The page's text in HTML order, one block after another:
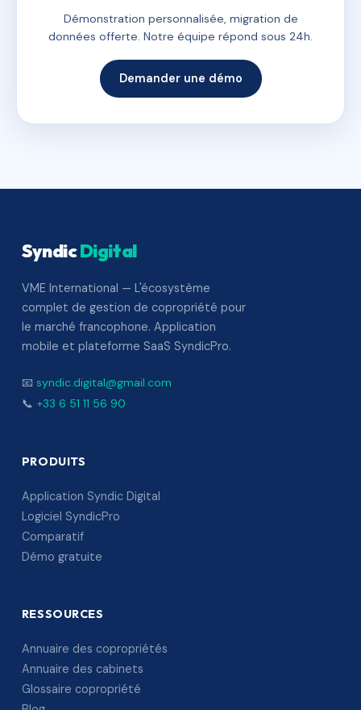
Démonstration personnalisée, migration de
données offerte. Notre équipe répond sous 24h.
Demander une démo
SyndicDigital
VME International — L'écosystème
complet de gestion de copropriété pour
le marché francophone. Application
mobile et plateforme SaaS SyndicPro.
📧 syndic.digital@gmail.com
📞 +33 6 51 11 56 90
PRODUITS
Application Syndic Digital
Logiciel SyndicPro
Comparatif
Démo gratuite
RESSOURCES
Annuaire des copropriétés
Annuaire des cabinets
Glossaire copropriété